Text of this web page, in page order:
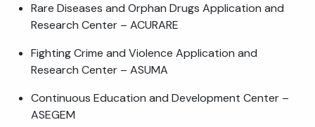
Rare Diseases and Orphan Drugs Application and
Research Center – ACURARE
Fighting Crime and Violence Application and
Research Center – ASUMA
Continuous Education and Development Center –
ASEGEM